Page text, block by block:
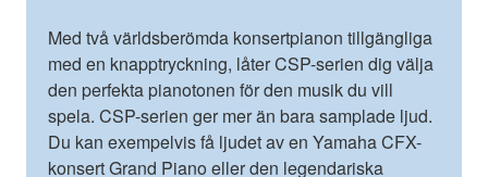
Med två världsberömda konsertpianon tillgängliga
med en knapptryckning, låter CSP-serien dig välja
den perfekta pianotonen för den musik du vill
spela. CSP-serien ger mer än bara samplade ljud.
Du kan exempelvis få ljudet av en Yamaha CFX-
konsert Grand Piano eller den legendariska